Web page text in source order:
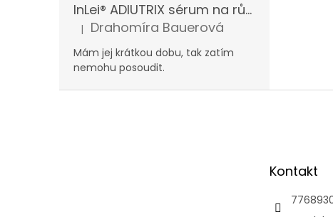
InLei® ADIUTRIX sérum na růst řas a obočí
Hodnocení produktu je 5 z 5 hvězdiček.
| Drahomíra Bauerová
Mám jej krátkou dobu, tak zatím
nemohu posoudit.
Kontakt